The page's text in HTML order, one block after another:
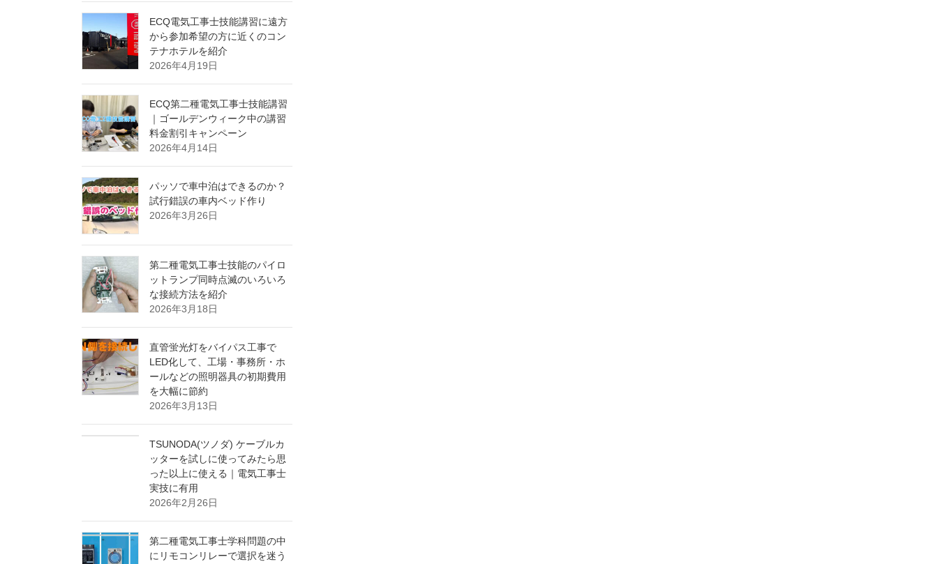
ECQ電気工事士技能講習に遠方
から参加希望の方に近くのコン
テナホテルを紹介
2026年4月19日
ECQ第二種電気工事士技能講習
｜ゴールデンウィーク中の講習
料金割引キャンペーン
2026年4月14日
パッソで車中泊はできるのか？
試行錯誤の車内ベッド作り
2026年3月26日
第二種電気工事士技能のパイロ
ットランプ同時点滅のいろいろ
な接続方法を紹介
2026年3月18日
直管蛍光灯をバイパス工事で
LED化して、工場・事務所・ホ
ールなどの照明器具の初期費用
を大幅に節約
2026年3月13日
TSUNODA(ツノダ) ケーブルカ
ッターを試しに使ってみたら思
った以上に使える｜電気工事士
実技に有用
2026年2月26日
第二種電気工事士学科問題の中
にリモコンリレーで選択を迷う